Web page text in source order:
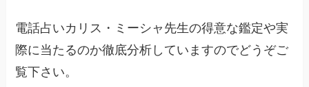
電話占いカリス・ミーシャ先生の得意な鑑定や実
際に当たるのか徹底分析していますのでどうぞご
覧下さい。